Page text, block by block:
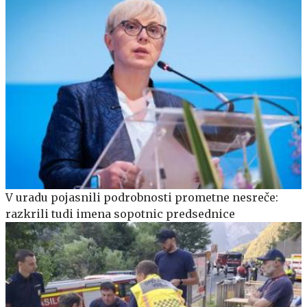
V uradu pojasnili podrobnosti prometne nesreče:
razkrili tudi imena sopotnic predsednice